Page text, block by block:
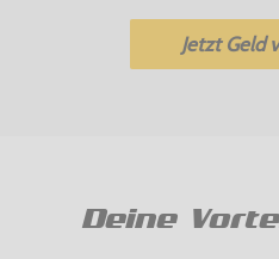
Jetzt Geld
Deine